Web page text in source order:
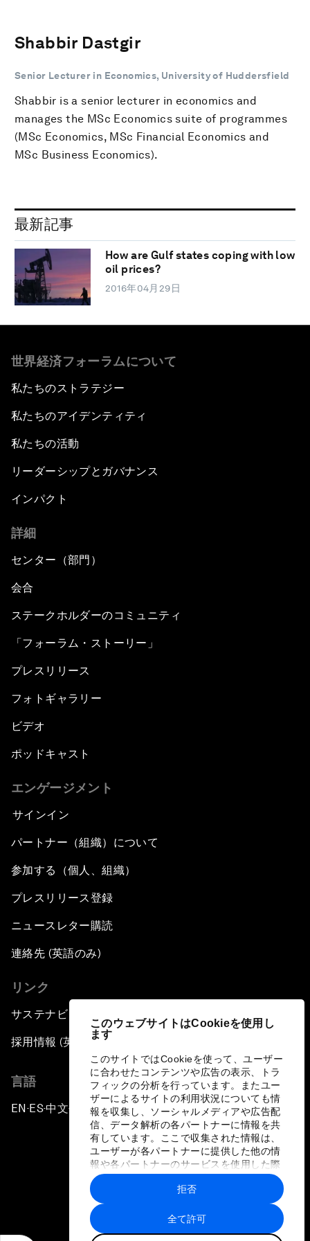
このウェブサイトはCookieを使用し
ます
このサイトではCookieを使って、ユーザー
に合わせたコンテンツや広告の表示、トラ
フィックの分析を行っています。またユー
ザーによるサイトの利用状況についても情
報を収集し、ソーシャルメディアや広告配
信、データ解析の各パートナーに情報を共
有しています。ここで収集された情報は、
ユーザーが各パートナーに提供した他の情
報や各パートナーのサービスを使用した際
に収集された情報と組み合わされ、各パー
トナーによって使用されることがありま
す。
全て許可
拒否
Shabbir Dastgir
Senior Lecturer in Economics, University of Huddersfield
Shabbir is a senior lecturer in economics and
manages the MSc Economics suite of programmes
(MSc Economics, MSc Financial Economics and
MSc Business Economics).
最新記事
How are Gulf states coping with low
oil prices?
2016年04月29日
世界経済フォーラムについて
私たちのストラテジー
私たちのアイデンティティ
私たちの活動
リーダーシップとガバナンス
インパクト
詳細
センター（部門）
会合
ステークホルダーのコミュニティ
「フォーラム・ストーリー」
プレスリリース
フォトギャラリー
ビデオ
ポッドキャスト
エンゲージメント
サインイン
パートナー（組織）について
参加する（個人、組織）
プレスリリース登録
ニュースレター購読
連絡先 (英語のみ)
リンク
サステナビリティへの取り組み
採用情報 (英語のみ)
言語
EN ▪ES▪中文▪ 日本語
プライバシーポリシーと利用規約
サイトマップ